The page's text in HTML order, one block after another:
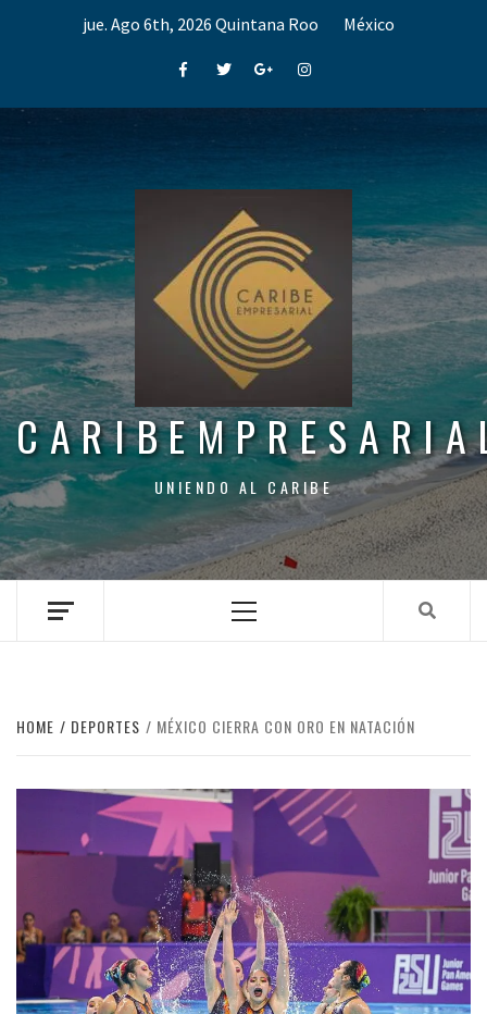
jue. Ago 6th, 2026 Quintana Roo México
FacebookTwitterGoogle+Instagram
UNIENDO AL CARIBE
Menu
HOME DEPORTES MÉXICO CIERRA CON ORO EN NATACIÓN